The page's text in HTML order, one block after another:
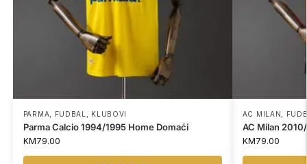
PARMA FUDBAL KLUBOVI
Parma Calcio 1994/1995 Home Domaći
KM79.00
AC MILAN
AC Milan
KM79.00